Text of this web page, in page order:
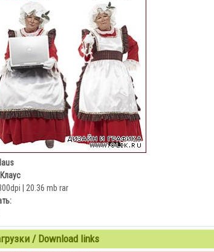
| 20.36 mb rar
/ Download links